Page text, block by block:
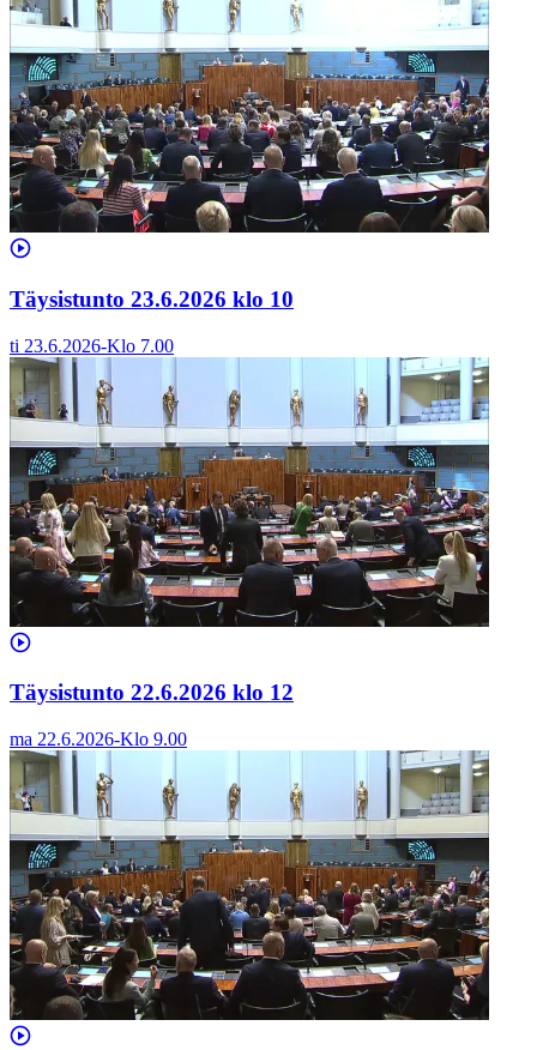
Täysistunto 23.6.2026 klo 10
ti 23.6.2026-Klo 7.00
Täysistunto 22.6.2026 klo 12
ma 22.6.2026-Klo 9.00